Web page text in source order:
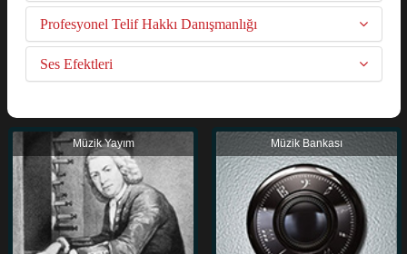
Profesyonel Telif Hakkı Danışmanlığı
Ses Efektleri
Müzik Yayım Müzik Bankası